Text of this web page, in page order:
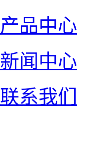
产品中心
新闻中心
联系我们